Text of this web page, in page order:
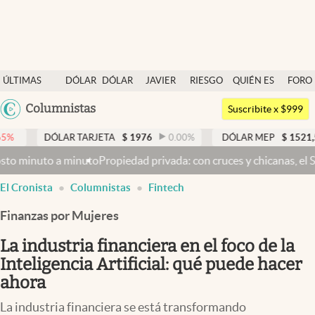
ÚLTIMAS
NOTICIAS
DÓLAR
DÓLAR
JAVIER
RIESGO
QUIÉN ES
QUIÉN
FORO
Argentina
México
Columnistas
Dólar
Members
Economía y Política
Finanzas y Mercados
Mercados Online
Negocios
Columnistas
Otras secciones
Suscribite x $999
TARJETA $ 1976 0.00% DÓLAR MEP $ 1521,52 0.23%
privada: con cruces y chicanas, el Senado discute el proyecto
El Cronista Columnistas Fintech
Finanzas por Mujeres
La industria financiera en el foco de la
Inteligencia Artificial: qué puede hacer
ahora
La industria financiera se está transformando